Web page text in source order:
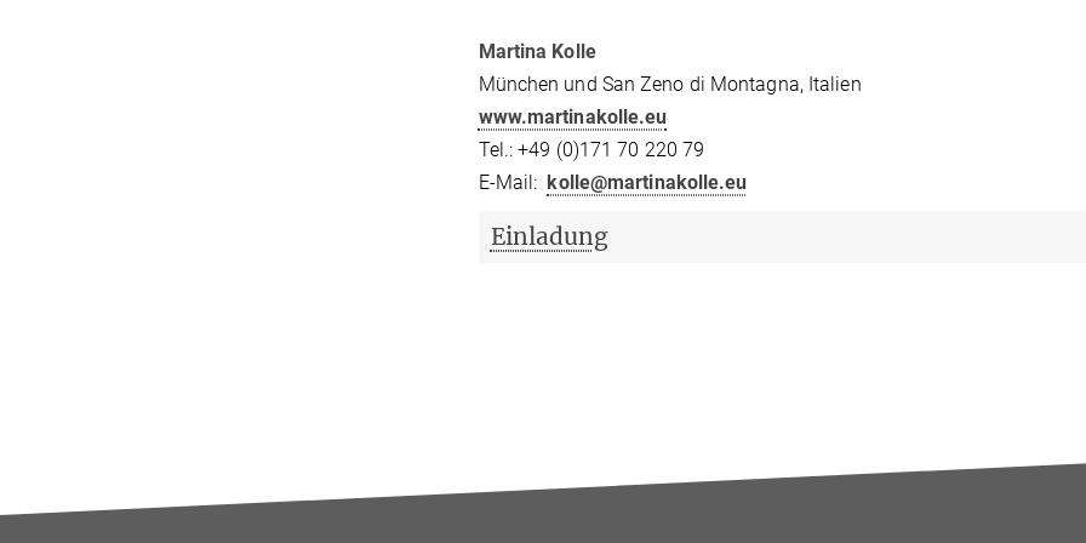
Martina Kolle
München und San Zeno di Montagna, Italien
www.martinakolle.eu
Tel.: +49 (0)171 70 220 79
E-Mail:kolle@martinakolle.eu
Einladung